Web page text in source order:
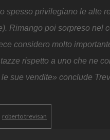
spesso privilegiano le alte
Rimango poi sorpreso nel
considero molto
rispetto a uno che ne
sue vendite» conclude
roberto trevisan